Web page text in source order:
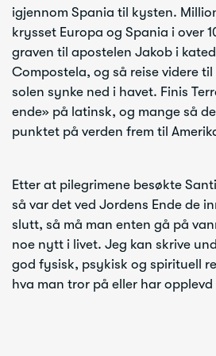
igjennom Spania til kysten.
krysset Europa og Spania i over
graven til apostelen Jakob i
Compostela, og så reise videre til
solen synke ned i havet. Finis
ende» på latinsk, og mange så
punktet på verden frem til
Etter at pilegrimene besøkte
så var det ved Jordens Ende de
slutt, så må man enten gå på
noe nytt i livet. Jeg kan skrive
god fysisk, psykisk og spirituell
hva man tror på eller har opplevd